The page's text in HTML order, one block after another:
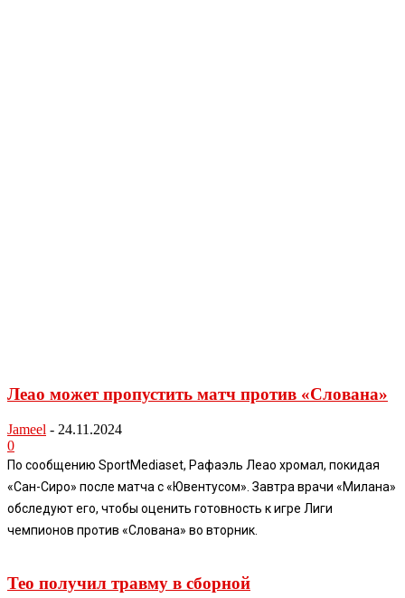
Леао может пропустить матч против «Слована»
Jameel - 24.11.2024
0
По сообщению SportMediaset, Рафаэль Леао хромал, покидая
«Сан-Сиро» после матча с «Ювентусом». Завтра врачи «Милана»
обследуют его, чтобы оценить готовность к игре Лиги
чемпионов против «Слована» во вторник.
Тео получил травму в сборной